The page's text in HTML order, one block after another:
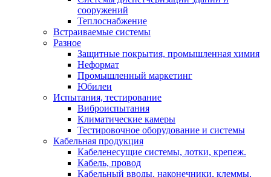
сооружений
Теплоснабжение
Встраиваемые системы
Разное
Защитные покрытия, промышленная химия
Неформат
Промышленный маркетинг
Юбилеи
Испытания, тестирование
Виброиспытания
Климатические камеры
Тестировочное оборудование и системы
Кабельная продукция
Кабеленесущие системы, лотки, крепеж.
Кабель, провод
Кабельный вводы, наконечники, клеммы,